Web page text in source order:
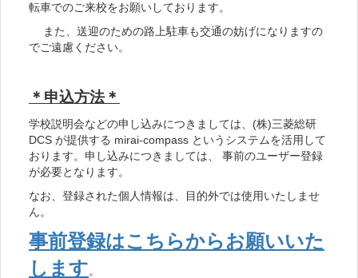
転車でのご来校をお願いしております。
また、送迎のための路上駐車も交通の妨げになりますの
でご遠慮ください。
＊申込方法＊
学校説明会などの申し込みにつきましては、(株)三菱総研
DCS が提供する mirai-compass というシステムを活用して
おります。申し込みにつきましては、 事前のユーザー登録
が必要となります。
なお、登録された個人情報は、目的外では使用いたしませ
ん。
事前登録はこちらからお願いいた
します。